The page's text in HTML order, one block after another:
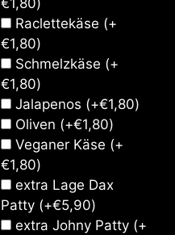
Raclettekäse (+
€1,80)
Schmelzkäse (+
€1,80)
Jalapenos (+€1,80)
Oliven (+€1,80)
Veganer Käse (+
€1,80)
extra Lage Dax
Patty (+€5,90)
extra Johny Patty (+